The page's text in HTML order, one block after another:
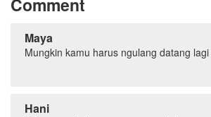
Comment
Maya
Mungkin kamu harus ngulang datang
Hani